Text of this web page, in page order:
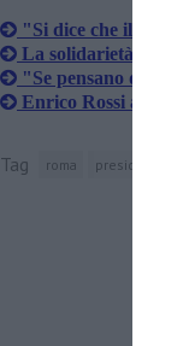
"Si dice che il letame
La solidarietà al
"Se pensano di
Enrico Rossi
Tag roma presidente